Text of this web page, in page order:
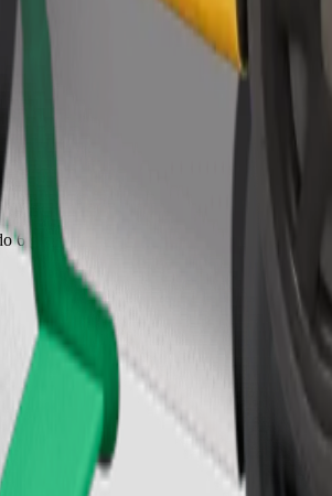
6 godina (oko 10–30 kg). Kontaktiraj